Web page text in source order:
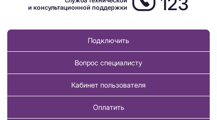
и консультационной поддержки
Подключить
Вопрос специалисту
Кабинет пользователя
Оплатить